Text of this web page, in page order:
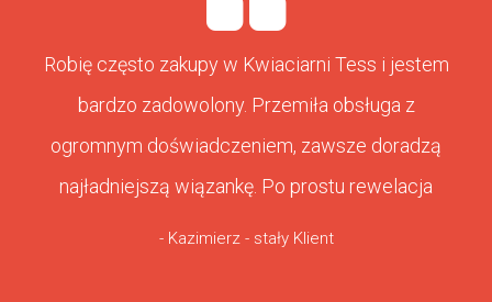
Robię często zakupy w Kwiaciarni Tess i jestem
bardzo zadowolony. Przemiła obsługa z
ogromnym doświadczeniem, zawsze doradzą
najładniejszą wiązankę. Po prostu rewelacja
- Kazimierz - stały Klient